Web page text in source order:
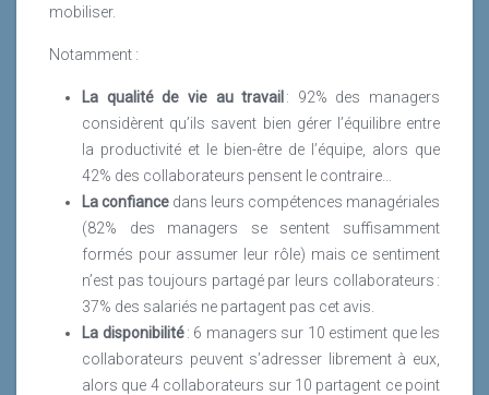
mobiliser.
Notamment :
La qualité de vie au travail : 92% des managers
considèrent qu’ils savent bien gérer l’équilibre entre
la productivité et le bien-être de l’équipe, alors que
42% des collaborateurs pensent le contraire…
La confiance dans leurs compétences managériales
(82% des managers se sentent suffisamment
formés pour assumer leur rôle) mais ce sentiment
n’est pas toujours partagé par leurs collaborateurs :
37% des salariés ne partagent pas cet avis.
La disponibilité: 6 managers sur 10 estiment que les
collaborateurs peuvent s’adresser librement à eux,
alors que 4 collaborateurs sur 10 partagent ce point